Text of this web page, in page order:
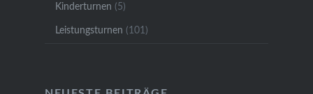
Kinderturnen (5)
Leistungsturnen (101)